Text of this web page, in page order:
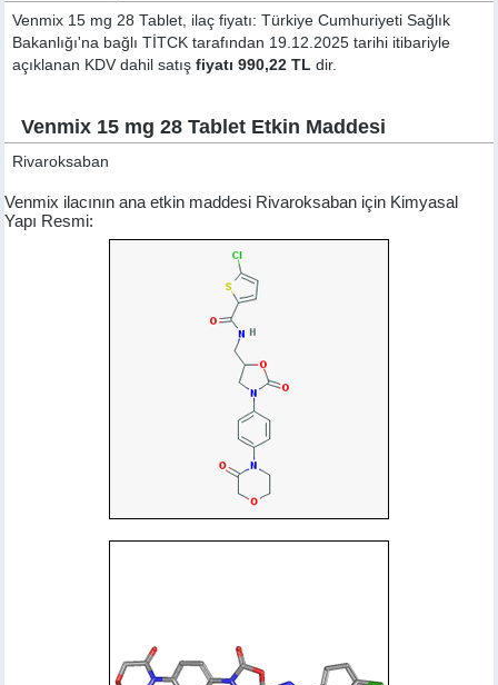
Venmix 15 mg 28 Tablet, ilaç fiyatı: Türkiye Cumhuriyeti Sağlık
Bakanlığı'na bağlı TİTCK tarafından 19.12.2025 tarihi itibariyle
açıklanan KDV dahil satışfiyatı 990,22 TL dir.
Venmix 15 mg 28 Tablet Etkin Maddesi
Rivaroksaban
Venmix ilacının ana etkin maddesi Rivaroksaban için Kimyasal
Yapı Resmi: